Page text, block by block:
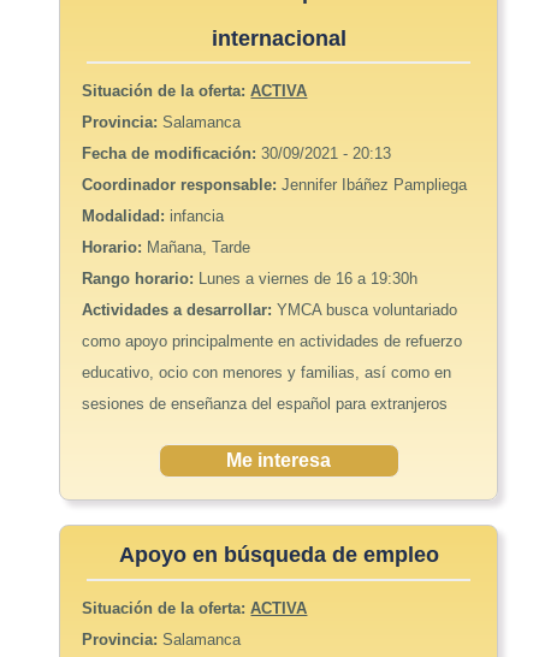
internacional
Situación de la oferta:ACTIVA
Provincia:Salamanca
Fecha de modificación:30/09/2021 - 20:13
Coordinador responsable:Jennifer Ibáñez Pampliega
Modalidad: infancia
Horario: Mañana, Tarde
Rango horario: Lunes a viernes de 16 a 19:30h
Actividades a desarrollar:YMCA busca voluntariado
como apoyo principalmente en actividades de refuerzo
educativo, ocio con menores y familias, así como en
sesiones de enseñanza del español para extranjeros
Me interesa
Apoyo en búsqueda de empleo
Situación de la oferta:ACTIVA
Provincia:Salamanca